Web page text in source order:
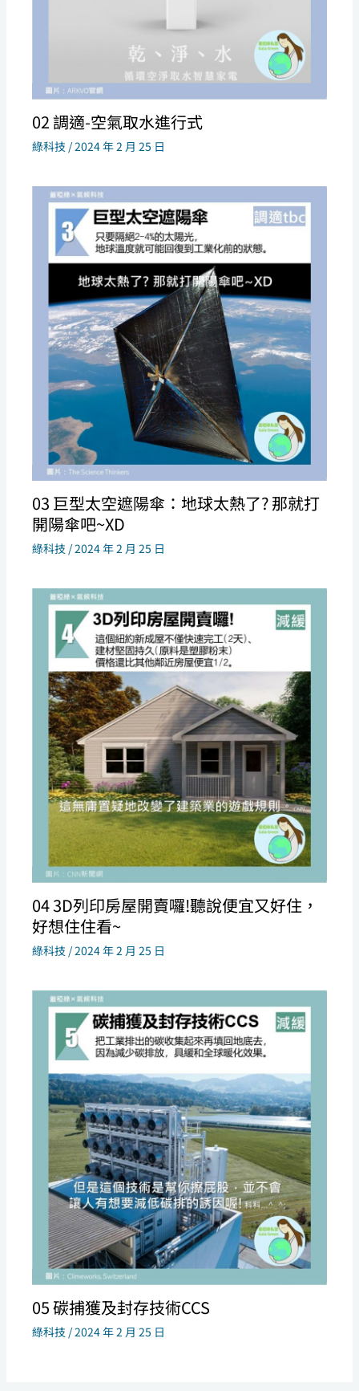
02 調適-空氣取水進行式
綠科技 /2024 年 2 月 25 日
03 巨型太空遮陽傘：地球太熱了? 那就打
開陽傘吧~XD
綠科技 /2024 年 2 月 25 日
04 3D列印房屋開賣囉!聽說便宜又好住，
好想住住看~
綠科技 /2024 年 2 月 25 日
05 碳捕獲及封存技術CCS
綠科技 /2024 年 2 月 25 日